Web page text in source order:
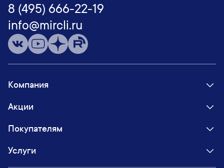
8 (495) 666-22-19
info@mircli.ru
Компания
Акции
Покупателям
Услуги